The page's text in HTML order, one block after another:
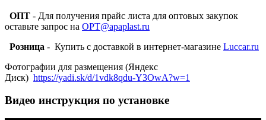
ОПТ - Для получения прайс листа для оптовых закупок
оставьте запрос на OPT@apaplast.ru
Розница - Купить с доставкой в интернет-магазине Luccar.ru
Фотографии для размещения (Яндекс
Диск) https://yadi.sk/d/1vdk8qdu-Y3OwA?w=1
Видео инструкция по установке